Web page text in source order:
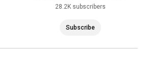
28.2K subscribers
Subscribe